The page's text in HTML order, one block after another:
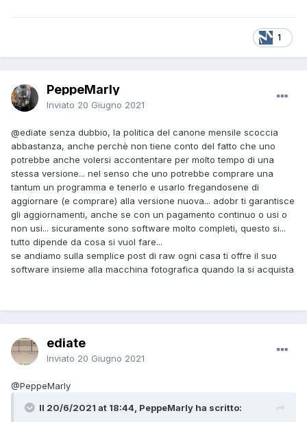
1
PeppeMarly
Inviato 20 Giugno 2021
@ediate senza dubbio, la politica del canone mensile scoccia
abbastanza, anche perchè non tiene conto del fatto che uno
potrebbe anche volersi accontentare per molto tempo di una
stessa versione... nel senso che uno potrebbe comprare una
tantum un programma e tenerlo e usarlo fregandosene di
aggiornare (e comprare) alla versione nuova... adobr ti garantisce
gli aggiornamenti, anche se con un pagamento continuo o usi o
non usi... sicuramente sono software molto completi, questo si...
tutto dipende da cosa si vuol fare...
se andiamo sulla semplice post di raw ogni casa ti offre il suo
software insieme alla macchina fotografica quando la si acquista
ediate
Inviato 20 Giugno 2021
@PeppeMarly
Il 20/6/2021 at 18:44, PeppeMarly ha scritto: